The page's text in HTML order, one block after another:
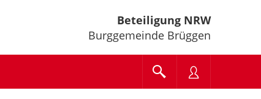
Beteiligung NRW
Burggemeinde Brüggen